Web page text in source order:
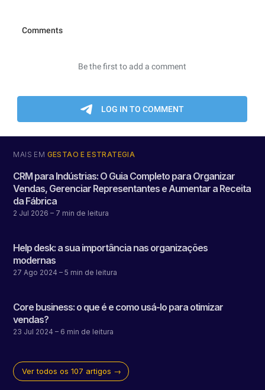
MAIS EM GESTÃO E ESTRATÉGIA
CRM para Indústrias: O Guia Completo para Organizar
Vendas, Gerenciar Representantes e Aumentar a Receita
da Fábrica
2 Jul 2026 – 7 min de leitura
Help desk: a sua importância nas organizações
modernas
27 Ago 2024 – 5 min de leitura
Core business: o que é e como usá-lo para otimizar
vendas?
23 Jul 2024 – 6 min de leitura
Ver todos os 107 artigos →